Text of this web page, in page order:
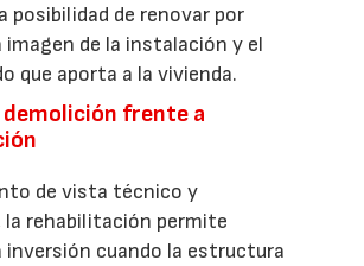
posibilidad de renovar por
de la instalación y el
que aporta a la vivienda.
frente a
de vista técnico y
la rehabilitación permite
inversión cuando la estructura